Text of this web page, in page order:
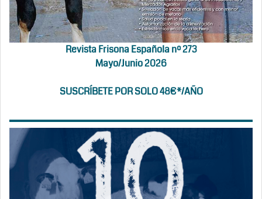
Revista Frisona Española nº 273
Mayo/Junio 2026
SUSCRÍBETE POR SOLO 48€*/AÑO